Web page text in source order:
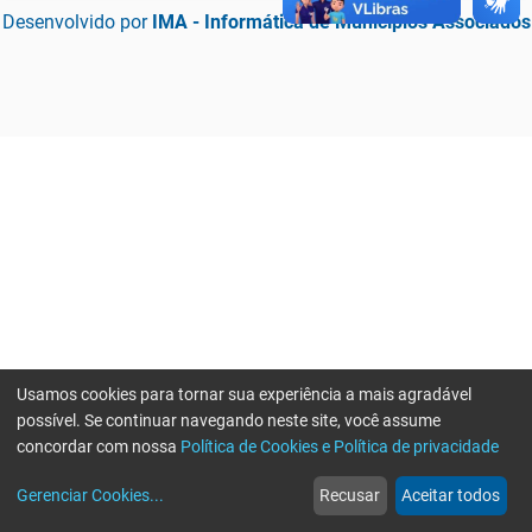
Desenvolvido por IMA - Informática de Municípios Associados
web
Notícias
more_horiz
Mais
Usamos cookies para tornar sua experiência a mais agradável
possível. Se continuar navegando neste site, você assume
concordar com nossa Política de Cookies e Política de privacidade
Gerenciar Cookies... Recusar Aceitar todos
Erro ao enviar informações, por favor tente novamente